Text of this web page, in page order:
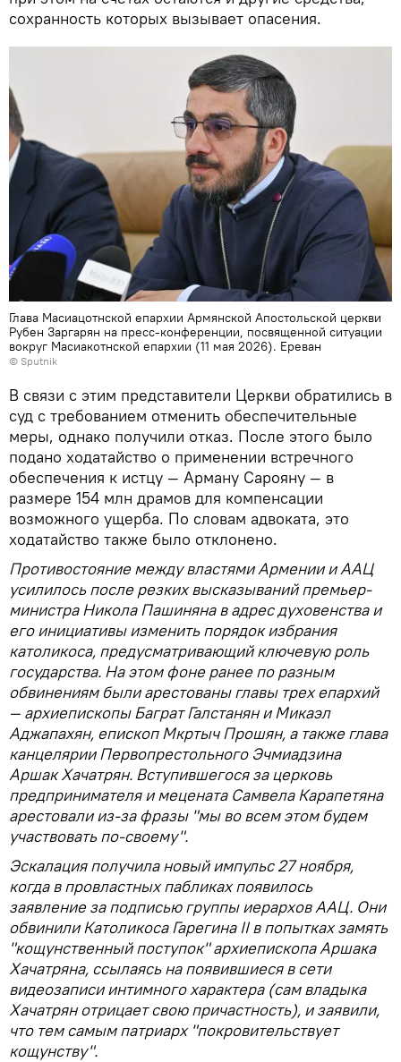
сохранность которых вызывает опасения.
Глава Масиацотнской епархии Армянской Апостольской церкви
Рубен Заргарян на пресс-конференции, посвященной ситуации
вокруг Масиакотнской епархии (11 мая 2026). Еревaн
© Sputnik
В связи с этим представители Церкви обратились в
суд с требованием отменить обеспечительные
меры, однако получили отказ. После этого было
подано ходатайство о применении встречного
обеспечения к истцу — Арману Сарояну — в
размере 154 млн драмов для компенсации
возможного ущерба. По словам адвоката, это
ходатайство также было отклонено.
Противостояние между властями Армении и ААЦ
усилилось после резких высказываний премьер-
министра Никола Пашиняна в адрес духовенства и
его инициативы изменить порядок избрания
католикоса, предусматривающий ключевую роль
государства. На этом фоне ранее по разным
обвинениям были арестованы главы трех епархий
— архиепископы Баграт Галстанян и Микаэл
Аджапахян, епископ Мкртыч Прошян, а также глава
канцелярии Первопрестольного Эчмиадзина
Аршак Хачатрян. Вступившегося за церковь
предпринимателя и мецената Самвела Карапетяна
арестовали из-за фразы "мы во всем этом будем
участвовать по-своему".
Эскалация получила новый импульс 27 ноября,
когда в провластных пабликах появилось
заявление за подписью группы иерархов ААЦ. Они
обвинили Католикоса Гарегина II в попытках замять
"кощунственный поступок" архиепископа Аршака
Хачатряна, ссылаясь на появившиеся в сети
видеозаписи интимного характера (сам владыка
Хачатрян отрицает свою причастность), и заявили,
что тем самым патриарх "покровительствует
кощунству".